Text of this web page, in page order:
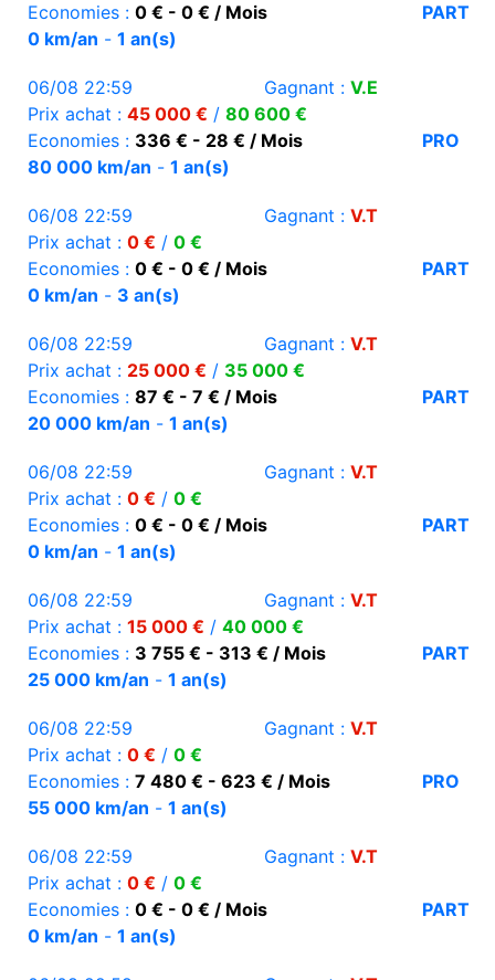
Economies : 0 € - 0 € / Mois
PART
0 km/an - 1 an(s)
06/08 22:59 Gagnant : V.E
Prix achat : 45 000 € / 80 600 €
Economies : 336 € - 28 € / Mois
PRO
80 000 km/an - 1 an(s)
06/08 22:59 Gagnant : V.T
Prix achat : 0 € / 0 €
Economies : 0 € - 0 € / Mois
PART
0 km/an - 3 an(s)
06/08 22:59 Gagnant : V.T
Prix achat : 25 000 € / 35 000 €
Economies : 87 € - 7 € / Mois
PART
20 000 km/an - 1 an(s)
06/08 22:59 Gagnant : V.T
Prix achat : 0 € / 0 €
Economies : 0 € - 0 € / Mois
PART
0 km/an - 1 an(s)
06/08 22:59 Gagnant : V.T
Prix achat : 15 000 € / 40 000 €
Economies : 3 755 € - 313 € / Mois
PART
25 000 km/an - 1 an(s)
06/08 22:59 Gagnant : V.T
Prix achat : 0 € / 0 €
Economies : 7 480 € - 623 € / Mois
PRO
55 000 km/an - 1 an(s)
06/08 22:59 Gagnant : V.T
Prix achat : 0 € / 0 €
Economies : 0 € - 0 € / Mois
PART
0 km/an - 1 an(s)